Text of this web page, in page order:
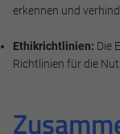
erkennen und
Ethikrichtlinien: Die
Richtlinien für die